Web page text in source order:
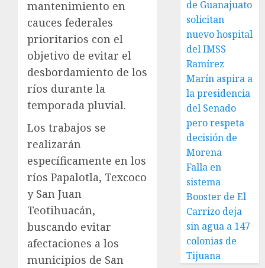
mantenimiento en
cauces federales
prioritarios con el
objetivo de evitar el
desbordamiento de los
ríos durante la
temporada pluvial.
Los trabajos se
realizarán
específicamente en los
ríos Papalotla, Texcoco
y San Juan
Teotihuacán,
buscando evitar
afectaciones a los
municipios de San
de Guanajuato
solicitan
nuevo hospital
del IMSS
Ramírez
Marín aspira a
la presidencia
del Senado
pero respeta
decisión de
Morena
Falla en
sistema
Booster de El
Carrizo deja
sin agua a 147
colonias de
Tijuana